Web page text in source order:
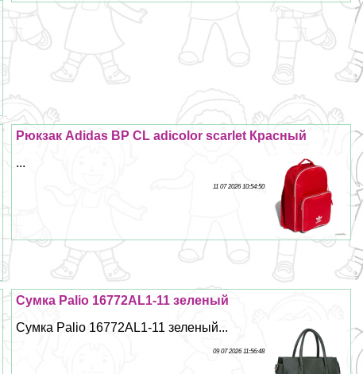
Рюкзак Adidas BP CL adicolor scarlet Красный
...
11 07 2026 10:54:50
Сумка Palio 16772AL1-11 зеленый
Сумка Palio 16772AL1-11 зеленый...
09 07 2026 11:56:48